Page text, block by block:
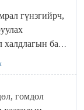
гүнзгийрч,
бай
гомдол